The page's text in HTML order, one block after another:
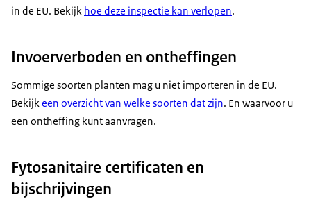
in de EU. Bekijk hoe deze inspectie kan verlopen.
Invoerverboden en ontheffingen
Sommige soorten planten mag u niet importeren in de EU.
Bekijkeen overzicht van welke soorten dat zijn. En waarvoor u
een ontheffing kunt aanvragen.
Fytosanitaire certificaten en
bijschrijvingen